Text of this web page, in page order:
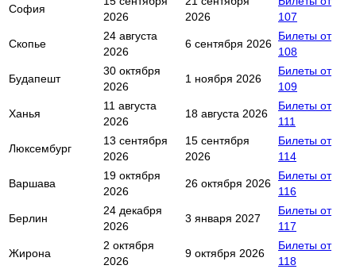
София
2026
2026
107
Скопье
24 августа
2026
6 сентября 2026
Билеты от
108
Будапешт
30 октября
2026
1 ноября 2026
Билеты от
109
Ханья
11 августа
2026
18 августа 2026
Билеты от
111
Люксембург
13 сентября
2026
15 сентября
2026
Билеты от
114
Варшава
19 октября
2026
26 октября 2026
Билеты от
116
Берлин
24 декабря
2026
3 января 2027
Билеты от
117
Жирона
2 октября
2026
9 октября 2026
Билеты от
118